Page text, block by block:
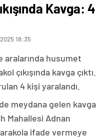
Kavga: 4
18:35
aralarında husumet
çıkışında kavga çıktı.
4 kişi yaralandı.
meydana gelen kavga
Mahallesi Adnan
ifade vermeye